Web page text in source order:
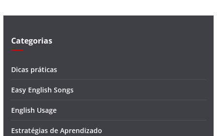
Categorias
Dicas práticas
Easy English Songs
English Usage
Estratégias de Aprendizado